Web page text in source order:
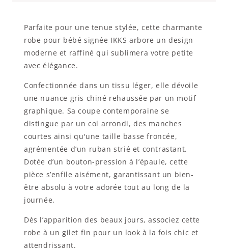
Parfaite pour une tenue stylée, cette charmante
robe pour bébé signée IKKS arbore un design
moderne et raffiné qui sublimera votre petite
avec élégance.
Confectionnée dans un tissu léger, elle dévoile
une nuance gris chiné rehaussée par un motif
graphique. Sa coupe contemporaine se
distingue par un col arrondi, des manches
courtes ainsi qu'une taille basse froncée,
agrémentée d’un ruban strié et contrastant.
Dotée d’un bouton-pression à l’épaule, cette
pièce s’enfile aisément, garantissant un bien-
être absolu à votre adorée tout au long de la
journée.
Dès l’apparition des beaux jours, associez cette
robe à un gilet fin pour un look à la fois chic et
attendrissant.